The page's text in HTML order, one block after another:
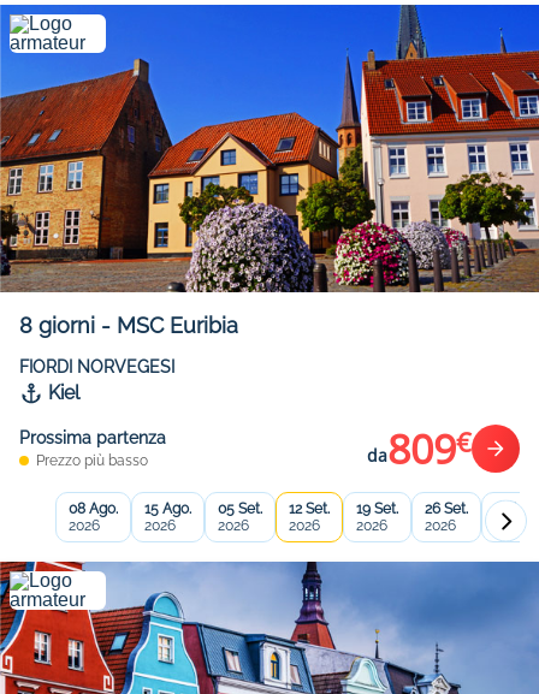
8 giorni - MSC Euribia
FIORDI NORVEGESI
Kiel
Prossima partenza
Prezzo più basso da809€
08 Ago.
2026
15 Ago.
2026
05 Set.
2026
12 Set.
2026
19 Set.
2026
26 Set.
2026
22
2027